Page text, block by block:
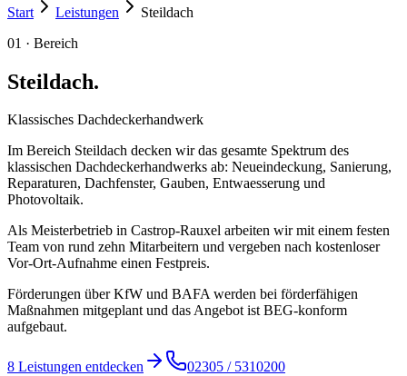
Start Leistungen
Steildach
01 · Bereich
Steildach.
Klassisches Dachdeckerhandwerk
Im Bereich Steildach decken wir das gesamte Spektrum des
klassischen Dachdeckerhandwerks ab: Neueindeckung, Sanierung,
Reparaturen, Dachfenster, Gauben, Entwaesserung und
Photovoltaik.
Als Meisterbetrieb in Castrop-Rauxel arbeiten wir mit einem festen
Team von rund zehn Mitarbeitern und vergeben nach kostenloser
Vor-Ort-Aufnahme einen Festpreis.
Förderungen über KfW und BAFA werden bei förderfähigen
Maßnahmen mitgeplant und das Angebot ist BEG-konform
aufgebaut.
8 Leistungen entdecken
02305 / 5310200